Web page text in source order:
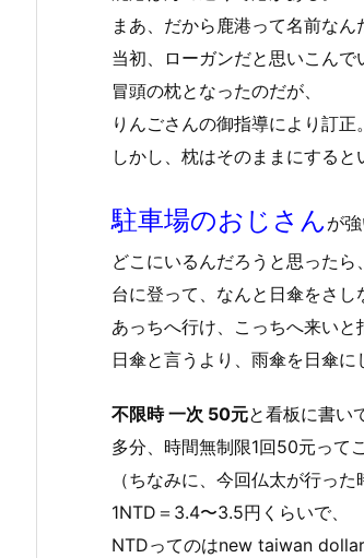
まあ、だから鹿港って名前なん
当初、ローガンだと思いこんで
冒頭の枕となったのだが、
りんごさんの御指導により訂正。
しかし、枕はそのままにすると
駐車場のおじさん が
どこにいるんだろうと思った
台に登って、なんと日傘をさし
あっちへ行け、こっちへ来いと
日傘と言うより、雨傘を日傘に
不限時 一次 50元と看板に書い
多分、時間無制限1回50元って
（ちなみに、今回仏太が行った
1NTD＝3.4〜3.5円くらいで、
NTDってのはnew taiwan dollar